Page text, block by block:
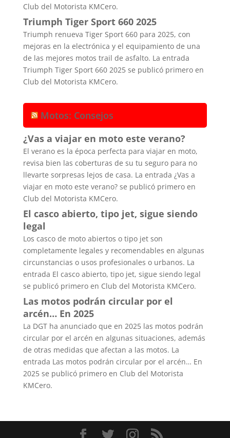
Club del Motorista KMCero.
Triumph Tiger Sport 660 2025
Triumph renueva Tiger Sport 660 para 2025, con
mejoras en la electrónica y el equipamiento de una
de las mejores motos trail de asfalto. La entrada
Triumph Tiger Sport 660 2025 se publicó primero en
Club del Motorista KMCero.
Motos: Consejos
¿Vas a viajar en moto este verano?
El verano es la época perfecta para viajar en moto,
revisa bien las coberturas de su tu seguro para no
llevarte sorpresas lejos de casa. La entrada ¿Vas a
viajar en moto este verano? se publicó primero en
Club del Motorista KMCero.
El casco abierto, tipo jet, sigue siendo
legal
Los casco de moto abiertos o tipo jet son
completamente legales y recomendables en algunas
circunstancias o usos profesionales o urbanos. La
entrada El casco abierto, tipo jet, sigue siendo legal
se publicó primero en Club del Motorista KMCero.
Las motos podrán circular por el
arcén… En 2025
La DGT ha anunciado que en 2025 las motos podrán
circular por el arcén en algunas situaciones, además
de otras medidas que afectan a las motos. La
entrada Las motos podrán circular por el arcén… En
2025 se publicó primero en Club del Motorista
KMCero.